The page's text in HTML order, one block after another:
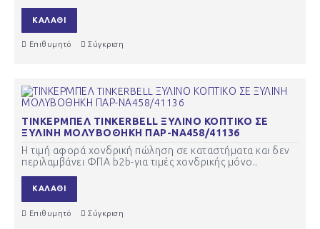
ΚΑΛΆΘΙ
Επιθυμητό Σύγκριση
ΤΙΝΚΕΡΜΠΕΛ TINKERBELL ΞΥΛΙΝΟ ΚΟΠΤΙΚΟ ΣΕ
ΞΥΛΙΝΗ ΜΟΛΥΒΟΘΗΚΗ ΠΑΡ-ΝΑ458/41136
Η τιμή αφορά χονδρική πώληση σε καταστήματα και δεν
περιλαμβάνει ΦΠΑ b2b-για τιμές χονδρικής μόνο..
ΚΑΛΆΘΙ
Επιθυμητό Σύγκριση